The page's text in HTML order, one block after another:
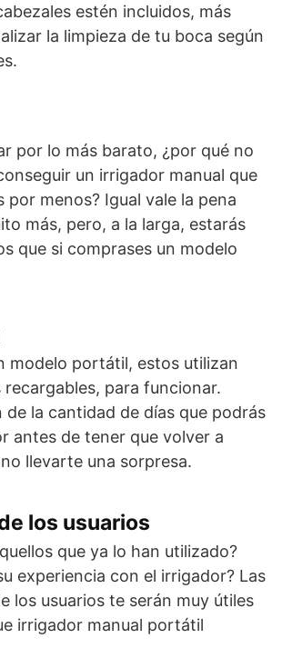
estén incluidos, más
la limpieza de tu boca según
por lo más barato, ¿por qué no
un irrigador manual que
por menos? Igual vale la pena
más, pero, a la larga, estarás
que si comprases un modelo
modelo portátil, estos utilizan
recargables, para funcionar.
la cantidad de días que podrás
antes de tener que volver a
llevarte una sorpresa.
los usuarios
que ya lo han utilizado?
experiencia con el irrigador? Las
los usuarios te serán muy útiles
irrigador manual portátil